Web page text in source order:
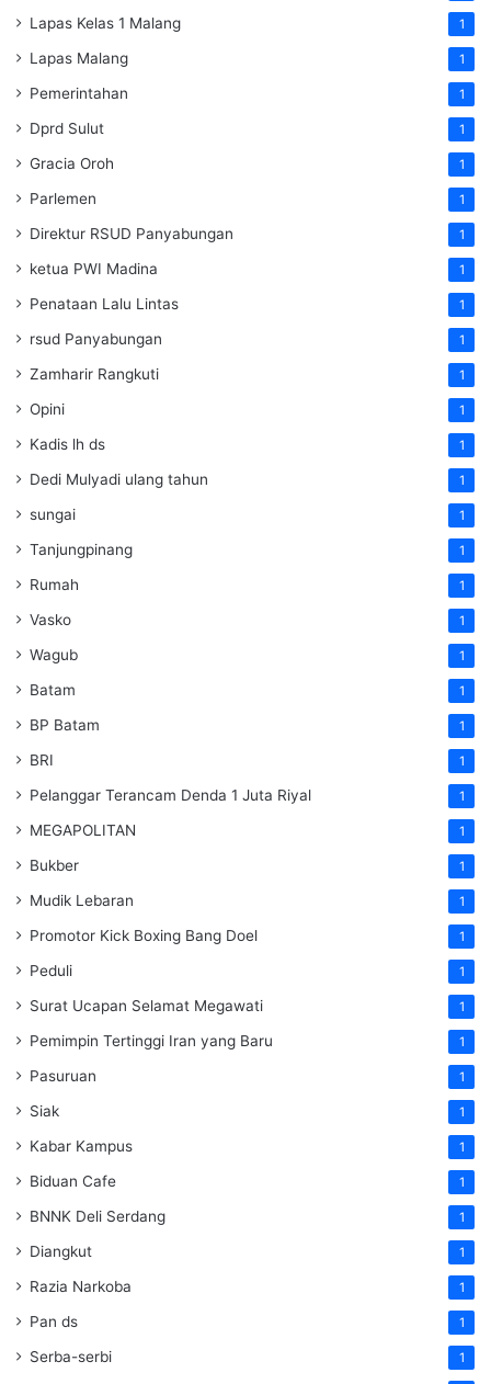
Lapas Kelas 1 Malang 1
Lapas Malang 1
Pemerintahan 1
Dprd Sulut 1
Gracia Oroh 1
Parlemen 1
Direktur RSUD Panyabungan 1
ketua PWI Madina 1
Penataan Lalu Lintas 1
rsud Panyabungan 1
Zamharir Rangkuti 1
Opini 1
Kadis lh ds 1
Dedi Mulyadi ulang tahun 1
sungai 1
Tanjungpinang 1
Rumah 1
Vasko 1
Wagub 1
Batam 1
BP Batam 1
BRI 1
Pelanggar Terancam Denda 1 Juta Riyal 1
MEGAPOLITAN 1
Bukber 1
Mudik Lebaran 1
Promotor Kick Boxing Bang Doel 1
Peduli 1
Surat Ucapan Selamat Megawati 1
Pemimpin Tertinggi Iran yang Baru 1
Pasuruan 1
Siak 1
Kabar Kampus 1
Biduan Cafe 1
BNNK Deli Serdang 1
Diangkut 1
Razia Narkoba 1
Pan ds 1
Serba-serbi 1